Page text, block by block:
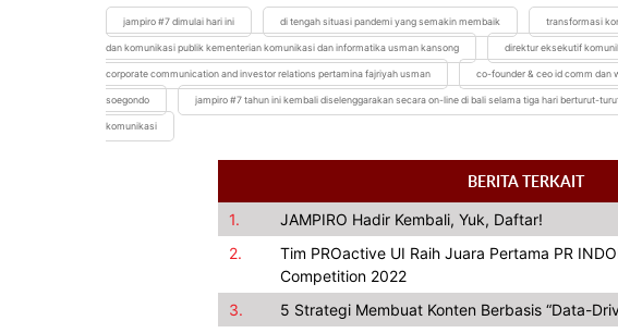
jampiro #7 dimulai hari ini di tengah situasi pandemi yang semakin membaik transformasi
dan komunikasi publik kementerian komunikasi dan informatika usman kansong direktur eksekutif
corporate communication and investor relations pertamina fajriyah usman co-founder & ceo id comm dan
soegondo jampiro #7 tahun ini kembali diselenggarakan secara on-line di bali selama tiga hari berturut-
komunikasi
BERITA TERKAIT
1.
JAMPIRO Hadir Kembali, Yuk, Daftar!
2.
Tim PROactive UI Raih Juara Pertama PR
Competition 2022
3.
5 Strategi Membuat Konten Berbasis “Data-